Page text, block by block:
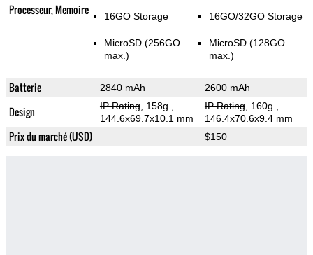
Processeur, Memoire 16GO Storage
MicroSD (256GO
max.)
16GO/32GO Storage
MicroSD (128GO
max.)
Batterie 2840 mAh 2600 mAh
Design IP Rating, 158g
144.6x69.7x10.1 mm
IP Rating, 160g
146.4x70.6x9.4 mm
Prix du marché (USD) $150